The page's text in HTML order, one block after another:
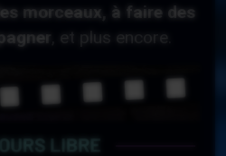
morceaux, à faire des
, et plus encore.